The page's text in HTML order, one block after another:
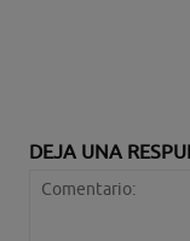
DEJA UNA